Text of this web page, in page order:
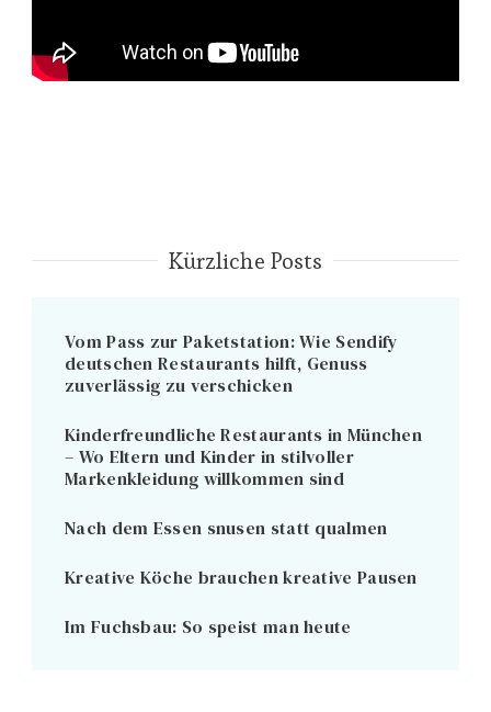
Kürzliche Posts
Vom Pass zur Paketstation: Wie Sendify
deutschen Restaurants hilft, Genuss
zuverlässig zu verschicken
Kinderfreundliche Restaurants in München
– Wo Eltern und Kinder in stilvoller
Markenkleidung willkommen sind
Nach dem Essen snusen statt qualmen
Kreative Köche brauchen kreative Pausen
Im Fuchsbau: So speist man heute